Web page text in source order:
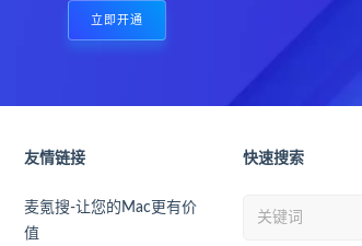
立即开通
友情链接
麦氪搜-让您的Mac更有价
值
快速搜索